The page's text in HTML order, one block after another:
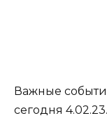
Важные
сегодня 4.02.23.